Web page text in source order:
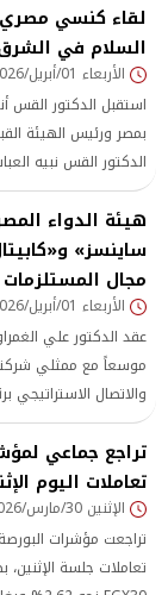
لقاء كنسي مصري
السلام في
الأربعاء 01/أبريل/2026 - 04:51 م
استقبل الدكتور القس
بمصر ورئيس الهيئة
الدكتور القس نبيه
الأردن، وذلك في إطار
والعلاقات الأخوية
هيئة الدواء
ساينسز»
مجال
الأربعاء 01/أبريل/2026 - 12:35 ص
عقد الدكتور علي
موسعاً مع ممثلي
والاتصال الاستراتيجي
التنفيذي، وشركة
والشرق الأوسط
الرئيس، وذلك لبحث
المستلزمات الطبية.
تراجع جماعي
تعاملات اليوم
الإثنين 30/مارس/2026 - 04:03 م
تراجعت مؤشرات
تعاملات جلسة